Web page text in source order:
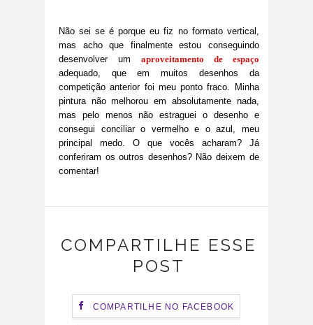
Não sei se é porque eu fiz no formato vertical,
mas acho que finalmente estou conseguindo
desenvolver um aproveitamento de espaço
adequado, que em muitos desenhos da
competição anterior foi meu ponto fraco. Minha
pintura não melhorou em absolutamente nada,
mas pelo menos não estraguei o desenho e
consegui conciliar o vermelho e o azul, meu
principal medo. O que vocês acharam? Já
conferiram os outros desenhos? Não deixem de
comentar!
COMPARTILHE ESSE
POST
COMPARTILHE NO FACEBOOK